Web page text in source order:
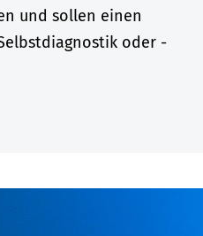
und sollen einen
oder -